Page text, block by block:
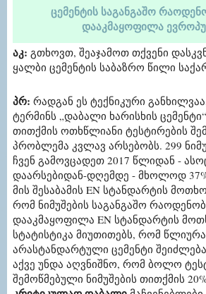
ცემენტის საგანგაშო
დააკმაყოფილა
აკ: გთხოვთ, შეაჯამოთ თქვენი
ყალბი ცემენტის საბაზრო წილი
პრ: რადგან ეს ტექნიკური
ტერმინს „დაბალი ხარისხის
თითქმის ოთხწლიანი ტესტირების
პრობლემა კვლავ არსებობს. 299
ჩვენ გამოვცადეთ 2017 წლიდან -
დაარსებიდან-დღემდე - მხოლოდ
მის შესაბამის EN სტანდარტის
რომ ნიმუშების საგანგაშო
დააკმაყოფილა EN სტანდარტის
სტატისტიკა მიუთითებს, რომ
არასტანდარტული ცემენტი
აქვე უნდა აღვნიშნო, რომ ბოლო
შემოწმებული ნიმუშების თითქმის